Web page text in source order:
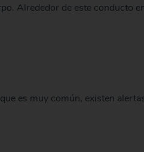
Alrededor de este conducto
es muy común, existen